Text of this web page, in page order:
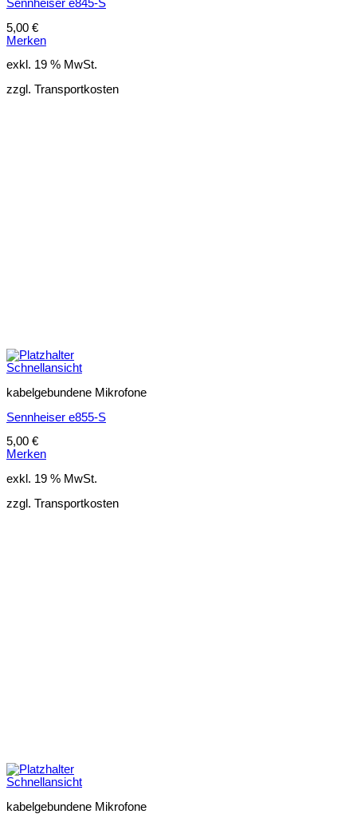
Sennheiser e845-S
5,00 €
Merken
exkl. 19 % MwSt.
zzgl. Transportkosten
Schnellansicht
kabelgebundene Mikrofone
Sennheiser e855-S
5,00 €
Merken
exkl. 19 % MwSt.
zzgl. Transportkosten
Schnellansicht
kabelgebundene Mikrofone